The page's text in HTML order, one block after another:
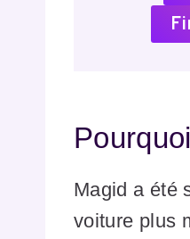
Magid a été
voiture plus